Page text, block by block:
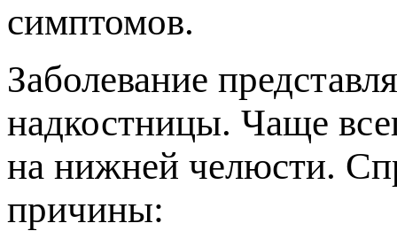
симптомов.
Заболевание
надкостницы. Чаще
на нижней челюсти.
ричины: